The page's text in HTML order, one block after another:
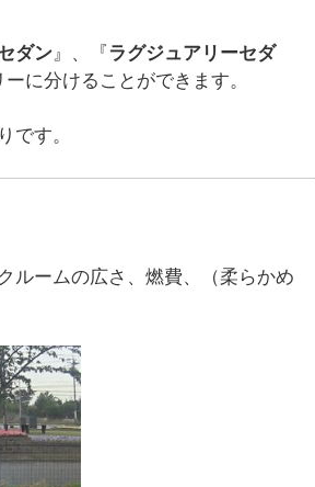
ダン』、『ラグジュアリーセダ
に分けることができます。
です。
ルームの広さ、燃費、（柔らかめ